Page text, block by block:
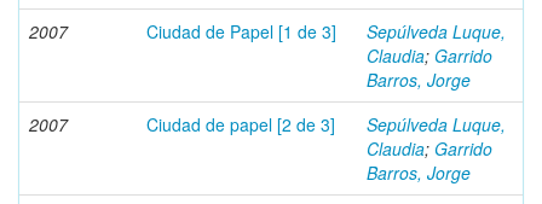
2007 Ciudad de Papel [1 de 3]
Sepúlveda Luque,
Claudia; Garrido
Barros, Jorge
2007
Ciudad de papel [2 de 3]
Sepúlveda Luque,
Claudia; Garrido
Barros, Jorge